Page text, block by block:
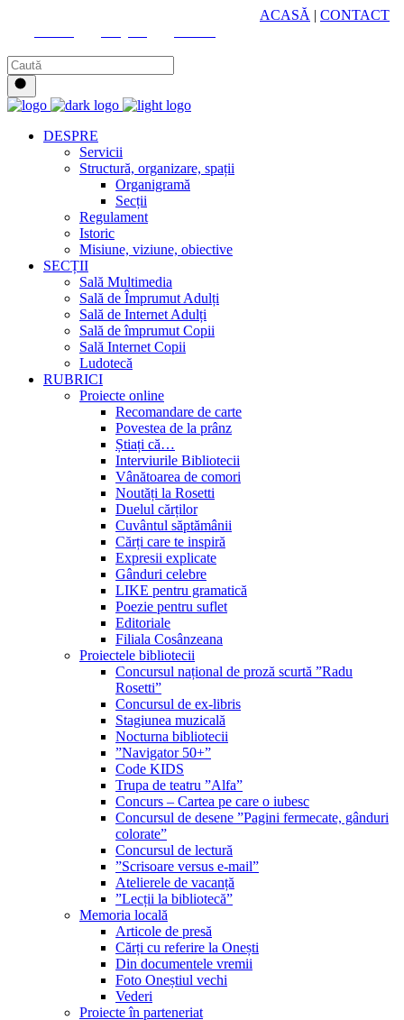
ACASĂ | CONTACT
DESPRE
Servicii
Structură, organizare, spații
Organigramă
Secții
Regulament
Istoric
Misiune, viziune, obiective
SECȚII
Sală Multimedia
Sală de Împrumut Adulți
Sală de Internet Adulți
Sală de împrumut Copii
Sală Internet Copii
Ludotecă
RUBRICI
Proiecte online
Recomandare de carte
Povestea de la prânz
Știați că…
Interviurile Bibliotecii
Vânătoarea de comori
Noutăți la Rosetti
Duelul cărților
Cuvântul săptămânii
Cărți care te inspiră
Expresii explicate
Gânduri celebre
LIKE pentru gramatică
Poezie pentru suflet
Editoriale
Filiala Cosânzeana
Proiectele bibliotecii
Concursul național de proză scurtă ”Radu
Rosetti”
Concursul de ex-libris
Stagiunea muzicală
Nocturna bibliotecii
”Navigator 50+”
Code KIDS
Trupa de teatru ”Alfa”
Concurs – Cartea pe care o iubesc
Concursul de desene ”Pagini fermecate, gânduri
colorate”
Concursul de lectură
”Scrisoare versus e-mail”
Atelierele de vacanță
”Lecții la bibliotecă”
Memoria locală
Articole de presă
Cărți cu referire la Onești
Din documentele vremii
Foto Oneștiul vechi
Vederi
Proiecte în parteneriat